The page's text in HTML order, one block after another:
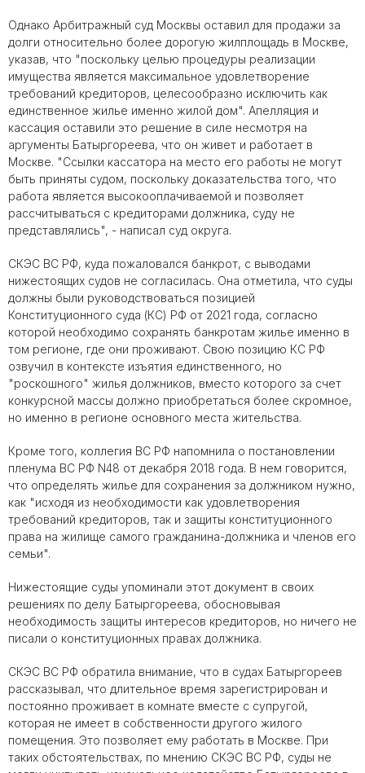
Однако Арбитражный суд Москвы оставил для продажи за
долги относительно более дорогую жилплощадь в Москве,
указав, что "поскольку целью процедуры реализации
имущества является максимальное удовлетворение
требований кредиторов, целесообразно исключить как
единственное жилье именно жилой дом". Апелляция и
кассация оставили это решение в силе несмотря на
аргументы Батыргореева, что он живет и работает в
Москве. "Ссылки кассатора на место его работы не могут
быть приняты судом, поскольку доказательства того, что
работа является высокооплачиваемой и позволяет
рассчитываться с кредиторами должника, суду не
представлялись", - написал суд округа.
СКЭС ВС РФ, куда пожаловался банкрот, с выводами
нижестоящих судов не согласилась. Она отметила, что суды
должны были руководствоваться позицией
Конституционного суда (КС) РФ от 2021 года, согласно
которой необходимо сохранять банкротам жилье именно в
том регионе, где они проживают. Свою позицию КС РФ
озвучил в контексте изъятия единственного, но
"роскошного" жилья должников, вместо которого за счет
конкурсной массы должно приобретаться более скромное,
но именно в регионе основного места жительства.
Кроме того, коллегия ВС РФ напомнила о постановлении
пленума ВС РФ N48 от декабря 2018 года. В нем говорится,
что определять жилье для сохранения за должником нужно,
как "исходя из необходимости как удовлетворения
требований кредиторов, так и защиты конституционного
права на жилище самого гражданина-должника и членов его
семьи".
Нижестоящие суды упоминали этот документ в своих
решениях по делу Батыргореева, обосновывая
необходимость защиты интересов кредиторов, но ничего не
писали о конституционных правах должника.
СКЭС ВС РФ обратила внимание, что в судах Батыргореев
рассказывал, что длительное время зарегистрирован и
постоянно проживает в комнате вместе с супругой,
которая не имеет в собственности другого жилого
помещения. Это позволяет ему работать в Москве. При
таких обстоятельствах, по мнению СКЭС ВС РФ, суды не